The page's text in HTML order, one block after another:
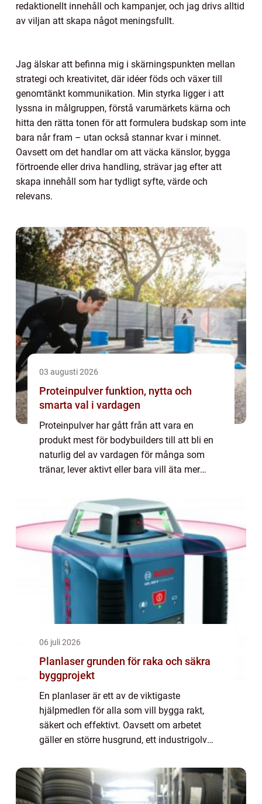
redaktionellt innehåll och kampanjer, och jag drivs alltid
av viljan att skapa något meningsfullt.
Jag älskar att befinna mig i skärningspunkten mellan
strategi och kreativitet, där idéer föds och växer till
genomtänkt kommunikation. Min styrka ligger i att
lyssna in målgruppen, förstå varumärkets kärna och
hitta den rätta tonen för att formulera budskap som inte
bara når fram – utan också stannar kvar i minnet.
Oavsett om det handlar om att väcka känslor, bygga
förtroende eller driva handling, strävar jag efter att
skapa innehåll som har tydligt syfte, värde och
relevans.
03 augusti 2026
Proteinpulver funktion, nytta och
smarta val i vardagen
Proteinpulver har gått från att vara en
produkt mest för bodybuilders till att bli en
naturlig del av vardagen för många som
tränar, lever aktivt eller bara vill äta mer
koncentrerat proteintillskott som ska g...
06 juli 2026
Planlaser grunden för raka och säkra
byggprojekt
En planlaser är ett av de viktigaste
hjälpmedlen för alla som vill bygga rakt,
säkert och effektivt. Oavsett om arbetet
gäller en större husgrund, ett industrigolv
planlaser en tydlig referensnivå som alla i ...